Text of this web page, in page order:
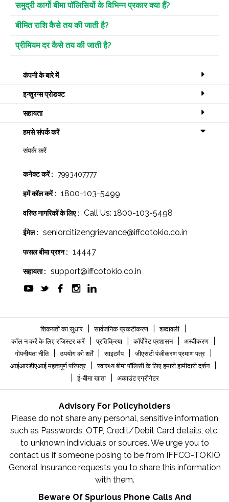
समुद्री कार्गो बीमा पॉलिसियों के विभिन्न प्रकार क्या हैं?
बीमित राशि कैसे तय की जाती है?
प्रीमियम दर कैसे तय की जाती है?
कंपनी के बारे में
इन्शुरन्स प्रोडक्ट
सहायता
हमसे संपर्क करें
संपर्क करें
कनेक्ट करें : 7993407777
हमें कॉल करें : 1800-103-5499
वरिष्ठ नागरिकों के लिए : Call Us: 1800-103-5498
ईमेल : seniorcitizengrievance@iffcotokio.co.in
फसल बीमा प्रश्न : 14447
सहायता : support@iffcotokio.co.in
शिकयतों का सुधार सार्वजनिक प्रकटीकरण शब्दावली
कॉल न करें के लिए रजिस्टर करें प्रतिक्रिया कॉर्पोरेट प्रशासन अस्वीकरण
गोपनीयता नीति उपयोग की शर्तें साइटमैप जीएसटी पंजीकरण प्रमाण पत्र
आईआरडीएआई महत्वपूर्ण परिपत्र स्वास्थ्य बीमा पॉलिसी के लिए हमारी हामीदारी दर्शन
ई-बीमा खाता अकाउंट एग्रीगेटर
Advisory For Policyholders
Please do not share any personal, sensitive information
such as Passwords, OTP, Credit/Debit Card details, etc.
to unknown individuals or sources. We urge you to
contact us if someone posing to be from IFFCO-TOKIO
General Insurance requests you to share this information
with them.
Beware Of Spurious Phone Calls And